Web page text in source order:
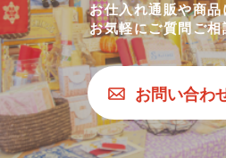
お仕入れ通販や商
お気軽にご質問ご
お問い合わ